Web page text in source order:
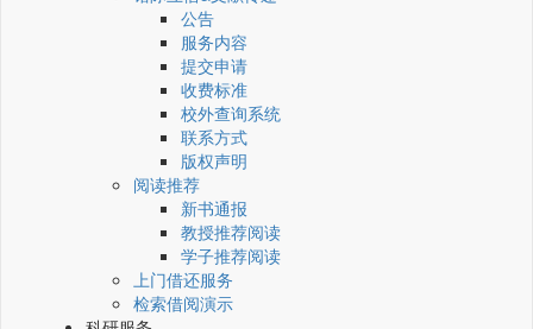
公告
服务内容
提交申请
收费标准
校外查询系统
联系方式
版权声明
阅读推荐
新书通报
教授推荐阅读
学子推荐阅读
上门借还服务
检索借阅演示